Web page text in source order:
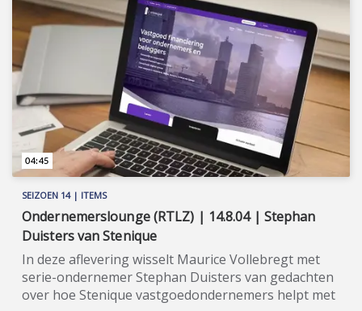
SEIZOEN 14 | ITEMS
Ondernemerslounge (RTLZ) | 14.8.04 | Stephan
Duisters van Stenique
In deze aflevering wisselt Maurice Vollebregt met
serie-ondernemer Stephan Duisters van gedachten
over hoe Stenique vastgoedondernemers helpt met
04:45